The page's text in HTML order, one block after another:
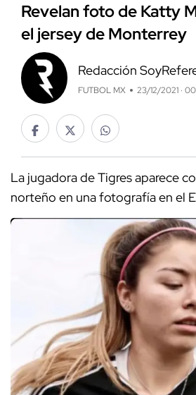
Revelan foto de Katty
el jersey de Monterrey
Redacción
FUTBOL MX 23/12/2021 ·
La jugadora de Tigres aparece
norteño en una fotografía en el